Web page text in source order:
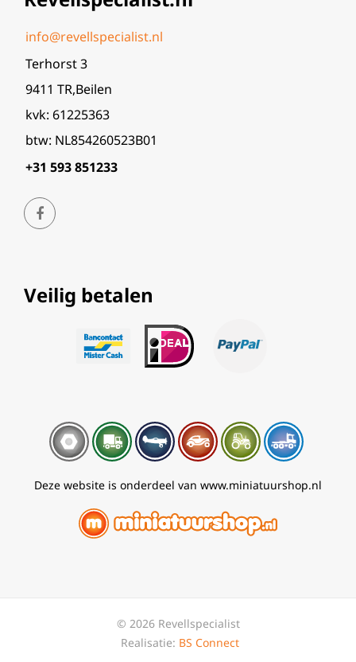
info@revellspecialist.nl
Terhorst 3
9411 TR,Beilen
kvk: 61225363
btw: NL854260523B01
+31 593 851233
Veilig betalen
Deze website is onderdeel van www.miniatuurshop.nl
© 2026 Revellspecialist
Realisatie: BS Connect